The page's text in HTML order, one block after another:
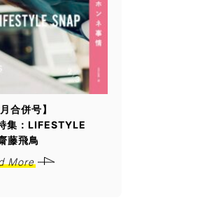
合併号】
集：LIFESTYLE
藤飛鳥
More